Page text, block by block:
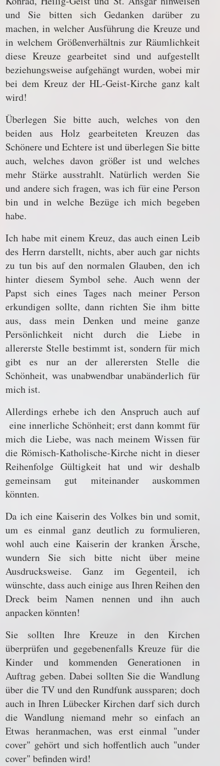
und Sie bitten sich Gedanken darüber zu
machen, in welcher Ausführung die Kreuze und
in welchem Größenverhältnis zur Räumlichkeit
diese Kreuze gearbeitet sind und aufgestellt
beziehungsweise aufgehängt wurden, wobei mir
bei dem Kreuz der HL-Geist-Kirche ganz kalt
wird!
Überlegen Sie bitte auch, welches von den
beiden aus Holz gearbeiteten Kreuzen das
Schönere und Echtere ist und überlegen Sie bitte
auch, welches davon größer ist und welches
mehr Stärke ausstrahlt. Natürlich werden Sie
und andere sich fragen, was ich für eine Person
bin und in welche Bezüge ich mich begeben
habe.
Ich habe mit einem Kreuz, das auch einen Leib
des Herrn darstellt, nichts, aber auch gar nichts
zu tun bis auf den normalen Glauben, den ich
hinter diesem Symbol sehe. Auch wenn der
Papst sich eines Tages nach meiner Person
erkundigen sollte, dann richten Sie ihm bitte
aus, dass mein Denken und meine ganze
Persönlichkeit nicht durch die Liebe in
allererste Stelle bestimmt ist, sondern für mich
gibt es nur an der allerersten Stelle die
Schönheit, was unabwendbar unabänderlich für
mich ist.
Allerdings erhebe ich den Anspruch auch auf
eine innerliche Schönheit; erst dann kommt für
mich die Liebe, was nach meinem Wissen für
die Römisch-Katholische-Kirche nicht in dieser
Reihenfolge Gültigkeit hat und wir deshalb
gemeinsam gut miteinander auskommen
könnten.
Da ich eine Kaiserin des Volkes bin und somit,
um es einmal ganz deutlich zu formulieren,
wohl auch eine Kaiserin der kranken Ärsche,
wundern Sie sich bitte nicht über meine
Ausdrucksweise. Ganz im Gegenteil, ich
wünschte, dass auch einige aus Ihren Reihen den
Dreck beim Namen nennen und ihn auch
anpacken könnten!
Sie sollten Ihre Kreuze in den Kirchen
überprüfen und gegebenenfalls Kreuze für die
Kinder und kommenden Generationen in
Auftrag geben. Dabei sollten Sie die Wandlung
über die TV und den Rundfunk aussparen; doch
auch in Ihren Lübecker Kirchen darf sich durch
die Wandlung niemand mehr so einfach an
Etwas heranmachen, was erst einmal "under
cover" gehört und sich hoffentlich auch "under
cover" befinden wird!